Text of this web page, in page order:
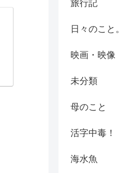
旅行記
日々のこと。
映画・映像
未分類
母のこと
活字中毒！
海水魚